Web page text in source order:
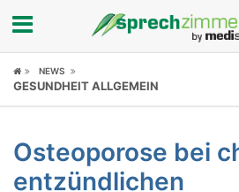
Fokus
Symptome
NEWS
GESUNDHEIT ALLGEMEIN
Osteoporose bei
entzündlichen